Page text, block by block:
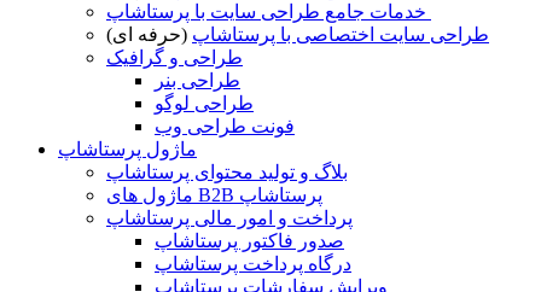
طراحی سایت اختصاصی با پرستاشاپ (حرفه ای)
طراحی و گرافیک
طراحی بنر
طراحی لوگو
فونت طراحی وب
ماژول پرستاشاپ
بلاگ و تولید محتوای پرستاشاپ
ماژول های B2B پرستاشاپ
پرداخت و امور مالی پرستاشاپ
صدور فاکتور پرستاشاپ
درگاه پرداخت پرستاشاپ
ویرایش سفارشات پرستاشاپ